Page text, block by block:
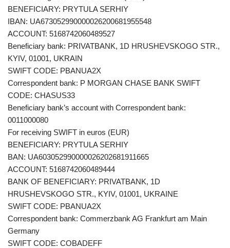
BENEFICIARY: PRYTULA SERHIY
IBAN: UA673052990000026200681955548
ACCOUNT: 5168742060489527
Beneficiary bank: PRIVATBANK, 1D HRUSHEVSKOGO STR.,
KYIV, 01001, UKRAIN
SWIFT CODE: PBANUA2X
Correspondent bank: P MORGAN CHASE BANK SWIFT
CODE: CHASUS33
Beneficiary bank’s account with Correspondent bank:
0011000080
For receiving SWIFT in euros (EUR)
BENEFICIARY: PRYTULA SERHIY
BAN: UA603052990000026202681911665
ACCOUNT: 5168742060489444
BANK OF BENEFICIARY: PRIVATBANK, 1D
HRUSHEVSKOGO STR., KYIV, 01001, UKRAINE
SWIFT CODE: PBANUA2X
Correspondent bank: Commerzbank AG Frankfurt am Main
Germany
SWIFT CODE: COBADEFF